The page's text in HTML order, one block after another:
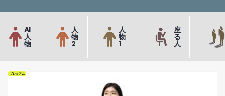
AI
人
物
人
物
2
人
物
1
座
る
人
プレミアム